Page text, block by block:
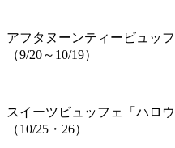
アフタヌーンティービュッ
（9/20～10/19）
スイーツビュッフェ「ハロ
（10/25・26）